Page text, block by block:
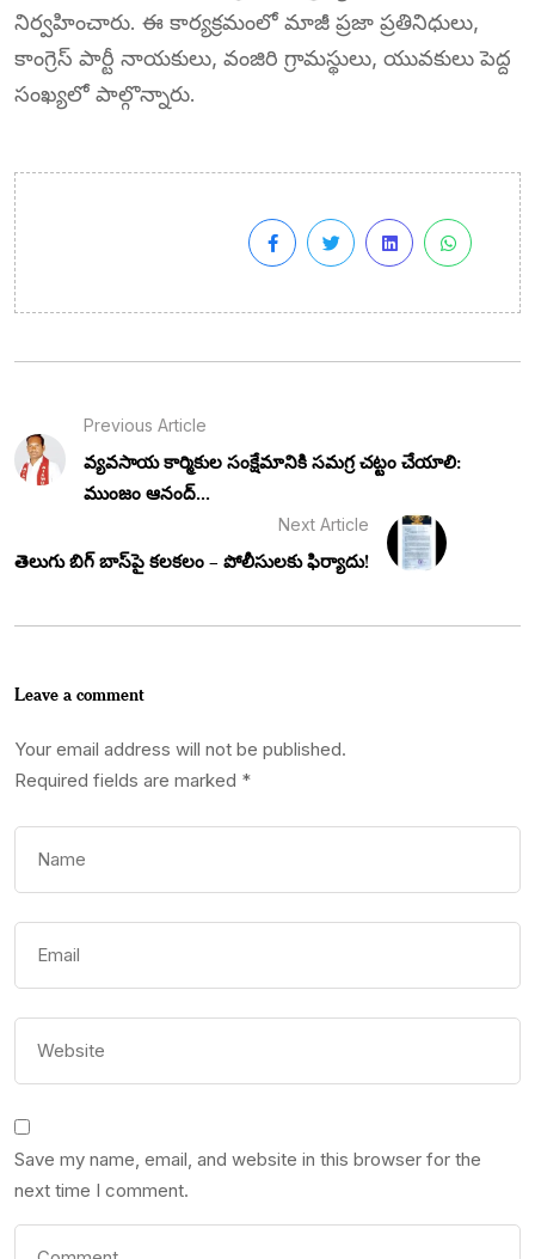
నిర్వహించారు. ఈ కార్యక్రమంలో మాజీ ప్రజా ప్రతినిధులు,
కాంగ్రెస్ పార్టీ నాయకులు, వంజిరి గ్రామస్థులు, యువకులు పెద్ద
సంఖ్యలో పాల్గొన్నారు.
Previous Article
వ్యవసాయ కార్మికుల సంక్షేమానికి సమగ్ర చట్టం చేయాలి:
ముంజం ఆనంద్...
Next Article
తెలుగు బిగ్ బాస్‌పై కలకలం – పోలీసులకు ఫిర్యాదు!
Leave a comment
Your email address will not be published.
Required fields are marked *
Save my name, email, and website in this browser for the
next time I comment.